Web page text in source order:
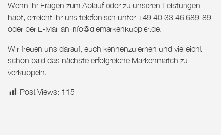
Wenn ihr Fragen zum Ablauf oder zu unseren Leistungen
habt, erreicht ihr uns telefonisch unter +49 40 33 46 689-89
oder per E-Mail an info@diemarkenkuppler.de.
Wir freuen uns darauf, euch kennenzulernen und vielleicht
schon bald das nächste erfolgreiche Markenmatch zu
verkuppeln.
Post Views: 115